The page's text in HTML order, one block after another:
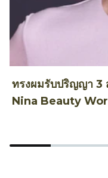
ทรงผมรับปริญญา 3
Nina Beauty